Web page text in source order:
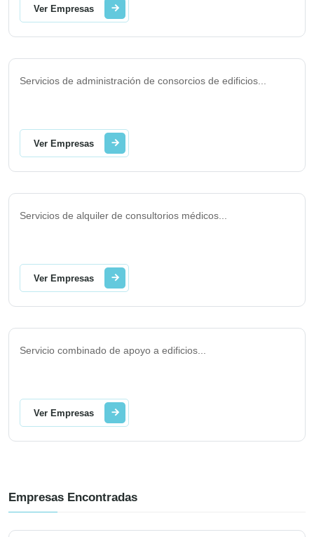
Ver Empresas
Servicios de administración de consorcios de edificios
Ver Empresas
Servicios de alquiler de consultorios médicos
Ver Empresas
Servicio combinado de apoyo a edificios
Ver Empresas
Empresas Encontradas